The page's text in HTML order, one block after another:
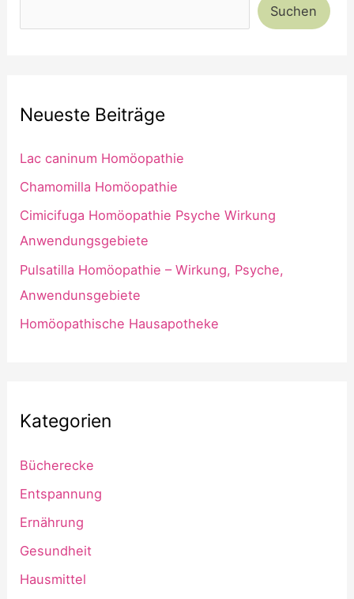
Suchen
Neueste Beiträge
Lac caninum Homöopathie
Chamomilla Homöopathie
Cimicifuga Homöopathie Psyche Wirkung
Anwendungsgebiete
Pulsatilla Homöopathie – Wirkung, Psyche,
Anwendunsgebiete
Homöopathische Hausapotheke
Kategorien
Bücherecke
Entspannung
Ernährung
Gesundheit
Hausmittel